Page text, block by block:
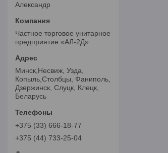
Александр
Частное торговое унитарное
предприятие «АЛ-2Д»
Минск,Несвиж, Узда,
Копыль,Столбцы, Фаниполь,
Дзержинск, Слуцк, Клецк,
Беларусь
+375 (33) 666-18-77
+375 (44) 733-25-04